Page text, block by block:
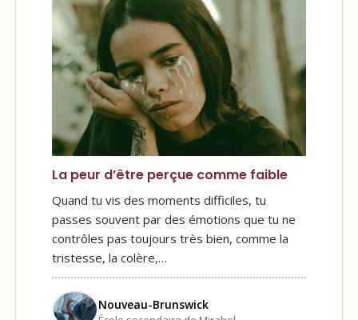
La peur d’être perçue comme faible
Quand tu vis des moments difficiles, tu
passes souvent par des émotions que tu ne
contrôles pas toujours très bien, comme la
tristesse, la colère,…
Nouveau-Brunswick